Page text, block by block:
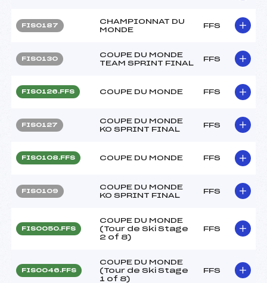
FIS0187
CHAMPIONNAT DU
MONDE
FFS
FIS0130
COUPE DU MONDE
TEAM SPRINT FINAL
FFS
FIS0126.FFS COUPE DU MONDE FFS
FIS0127
COUPE DU MONDE
KO SPRINT FINAL
FFS
FIS0108.FFS COUPE DU MONDE FFS
FIS0109
COUPE DU MONDE
KO SPRINT FINAL
FFS
FIS0050.FFS
COUPE DU MONDE
(Tour de Ski Stage
2 of 8)
FFS
FIS0046.FFS
COUPE DU MONDE
(Tour de Ski Stage
1 of 8)
FFS